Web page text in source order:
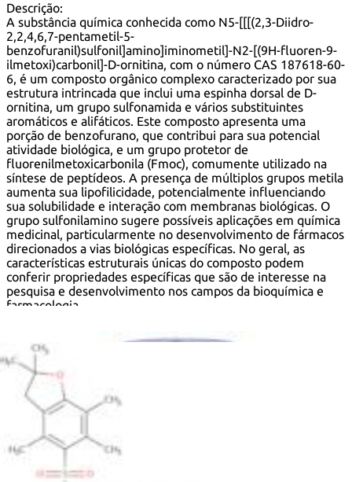
Descrição:
A substância química conhecida como N5-[[[(2,3-Diidro-
2,2,4,6,7-pentametil-5-
benzofuranil)sulfonil]amino]iminometil]-N2-[(9H-fluoren-9-
ilmetoxi)carbonil]-D-ornitina, com o número CAS 187618-60-
6, é um composto orgânico complexo caracterizado por sua
estrutura intrincada que inclui uma espinha dorsal de D-
ornitina, um grupo sulfonamida e vários substituintes
aromáticos e alifáticos. Este composto apresenta uma
porção de benzofurano, que contribui para sua potencial
atividade biológica, e um grupo protetor de
fluorenilmetoxicarbonila (Fmoc), comumente utilizado na
síntese de peptídeos. A presença de múltiplos grupos metila
aumenta sua lipofilicidade, potencialmente influenciando
sua solubilidade e interação com membranas biológicas. O
grupo sulfonilamino sugere possíveis aplicações em química
medicinal, particularmente no desenvolvimento de fármacos
direcionados a vias biológicas específicas. No geral, as
características estruturais únicas do composto podem
conferir propriedades específicas que são de interesse na
pesquisa e desenvolvimento nos campos da bioquímica e
farmacologia.
InChI=1S/C34H40N4O7S/c1-19-20(2)30(21(3)26-17-
34(4,5)45-29(19)26)46(42,43)38-32(35)36-16-10-15-
28(31(39)40)37-33(41)44-18-27-24-13-8-6-11-22(24)23-12-
7-9-14-25(23)27/h6-9,11-14,27-28H,10,15-18H2,1-5H3,
(H,37,41)(H,39,40)(H3,35,36,38)/t28-/m1/s1
Chave InChI:InChIKey=HNICLNKVURBTKV-MUUNZHRXSA-N
(=O)C=1C(C)=C2C(=C(C)C1C)OC(C)
(C)C2)=N)C(O)=O)=O)C3C=4C(C=5C3=CC=CC5)=CC=CC4
Sinónimos: